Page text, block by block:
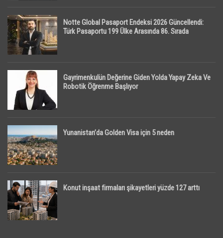
Notte Global Pasaport Endeksi 2026 Güncellendi:
Türk Pasaportu 199 Ülke Arasında 86. Sırada
Gayrimenkulün Değerine Giden Yolda Yapay Zeka Ve
Robotik Öğrenme Başlıyor
Yunanistan’da Golden Visa için 5 neden
Konut inşaat firmaları şikayetleri yüzde 127 arttı